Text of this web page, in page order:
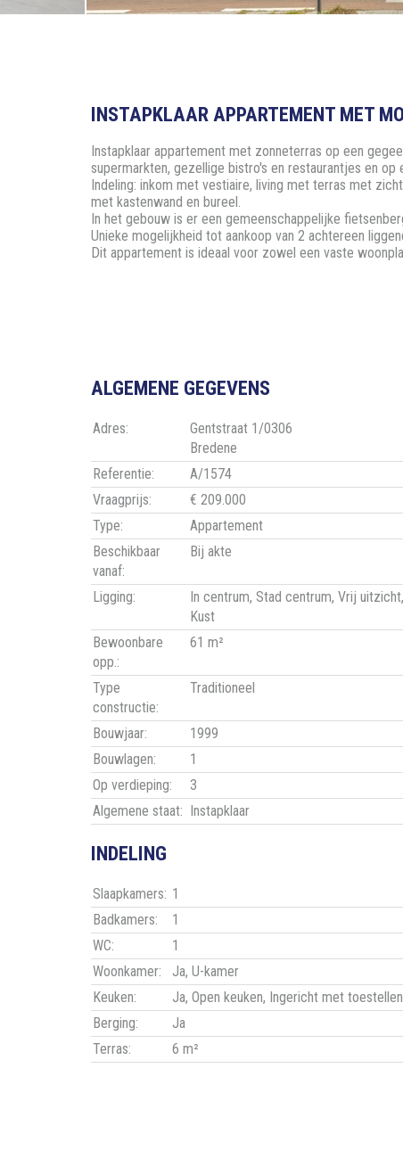
INSTAPKLAAR APPARTEMENT MET
Instapklaar appartement met zonneterras op een
supermarkten, gezellige bistro's en restaurantjes en op
Indeling: inkom met vestiaire, living met terras met
met kastenwand en bureel.
In het gebouw is er een gemeenschappelijke
Unieke mogelijkheid tot aankoop van 2 achtereen
Dit appartement is ideaal voor zowel een vaste
ALGEMENE GEGEVENS
Adres:
Gentstraat 1/0306
Bredene
Referentie:
A/1574
Vraagprijs:
€ 209.000
Type:
Appartement
Beschikbaar
vanaf:
Bij akte
Ligging:
In centrum, Stad centrum, Vrij uitzicht,
Kust
Bewoonbare
opp.:
61 m²
Type
constructie:
Traditioneel
Bouwjaar:
1999
Bouwlagen:
1
Op verdieping:
3
Algemene staat: Instapklaar
INDELING
Slaapkamers: 1
Badkamers:
1
WC:
1
Woonkamer:
Ja, U-kamer
Keuken:
Ja, Open keuken, Ingericht met toestellen
Berging:
Ja
Terras:
6 m²